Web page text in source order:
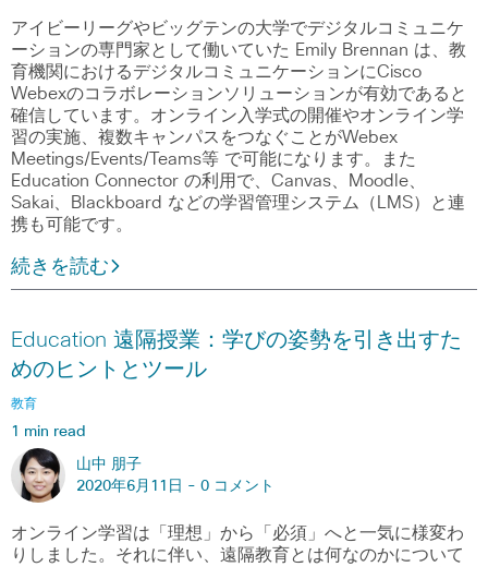
アイビーリーグやビッグテンの大学でデジタルコミュニケ
ーションの専門家として働いていた Emily Brennan は、教
育機関におけるデジタルコミュニケーションにCisco
Webexのコラボレーションソリューションが有効であると
確信しています。オンライン入学式の開催やオンライン学
習の実施、複数キャンパスをつなぐことがWebex
Meetings/Events/Teams等 で可能になります。また
Education Connector の利用で、Canvas、Moodle、
Sakai、Blackboard などの学習管理システム（LMS）と連
携も可能です。
続きを読む
Education 遠隔授業：学びの姿勢を引き出すた
めのヒントとツール
教育
1 min read
山中 朋子
2020年6月11日 - 0 コメント
オンライン学習は「理想」から「必須」へと一気に様変わ
りしました。それに伴い、遠隔教育とは何なのかについて